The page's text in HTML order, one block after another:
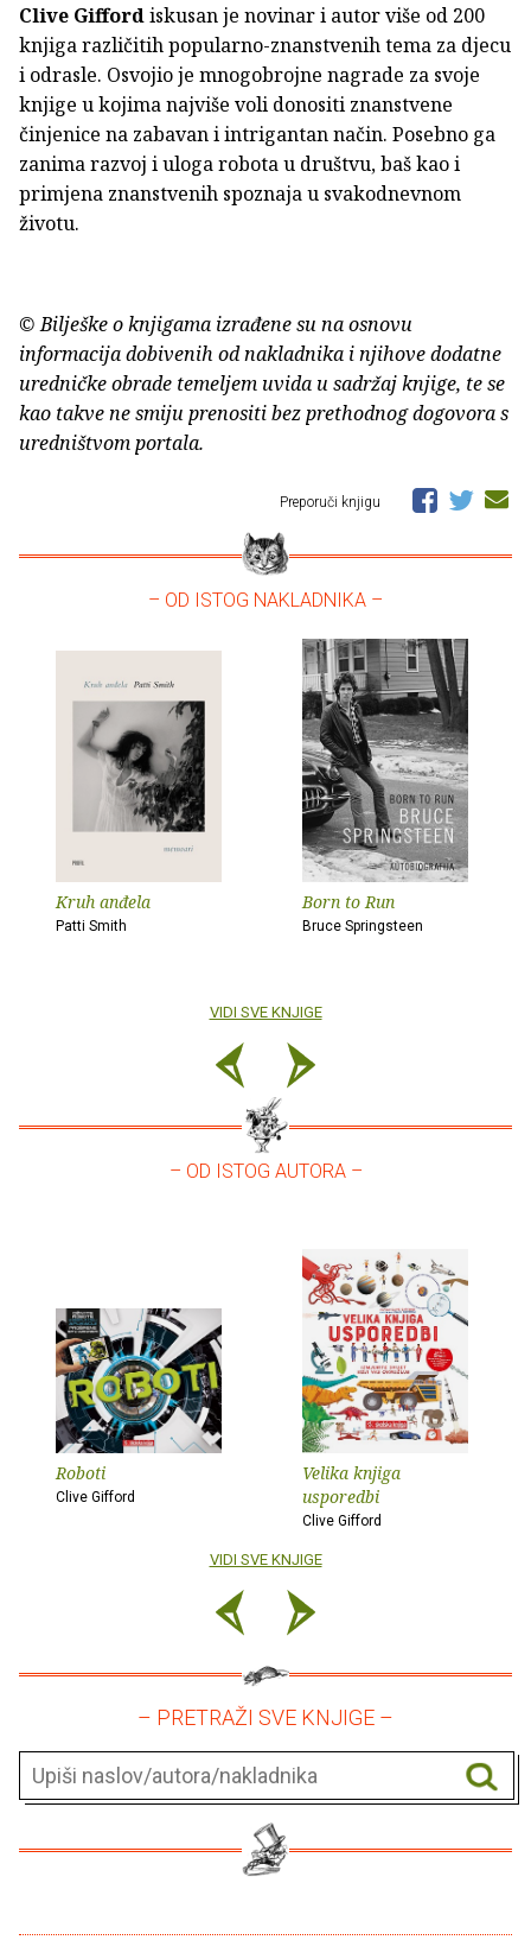
Clive Giffordiskusan je novinar i autor više od 200
knjiga različitih popularno-znanstvenih tema za djecu
i odrasle. Osvojio je mnogobrojne nagrade za svoje
knjige u kojima najviše voli donositi znanstvene
činjenice na zabavan i intrigantan način. Posebno ga
zanima razvoj i uloga robota u društvu, baš kao i
primjena znanstvenih spoznaja u svakodnevnom
životu.
© Bilješke o knjigama izrađene su na osnovu
informacija dobivenih od nakladnika i njihove dodatne
uredničke obrade temeljem uvida u sadržaj knjige, te se
kao takve ne smiju prenositi bez prethodnog dogovora s
uredništvom portala.
Preporuči knjigu
– OD ISTOG NAKLADNIKA –
Kruh anđela
Patti Smith
Born to Run
Bruce Springsteen
VIDI SVE KNJIGE
– OD ISTOG AUTORA –
Roboti
Clive Gifford
Velika knjiga
usporedbi
Clive Gifford
VIDI SVE KNJIGE
– PRETRAŽI SVE KNJIGE –